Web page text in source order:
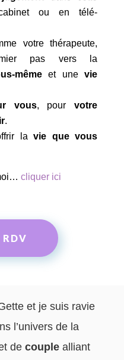
ou en télé-
votre thérapeute,
pas vers la
mêmeet unevie
vous, pourvotre
.
la vie que vous
cliquer ici
et je suis ravie
l’univers de la
de couplealliant